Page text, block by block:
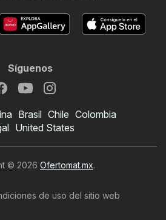
Síguenos
Brasil Chile Colombia
United States
© 2026 Ofertomat.mx.
de uso del sitio web